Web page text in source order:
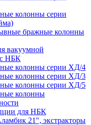
колонны серии
бражные колонны
вакуумной
с НБК
колонны серии ХД/4
колонны серии ХД/3
колонны серии ХД/5
колонны
для НБК
21", экстракторы